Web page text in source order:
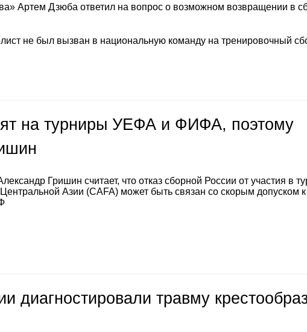
Артем Дзюба ответил на вопрос о возможном возвращении в
не был вызван в национальную команду на тренировочный
на турниры УЕФА и ФИФА, поэтому
Гришин считает, что отказ сборной России от участия в
Азии (CAFA) может быть связан со скорым допуском к
диагностировали травму